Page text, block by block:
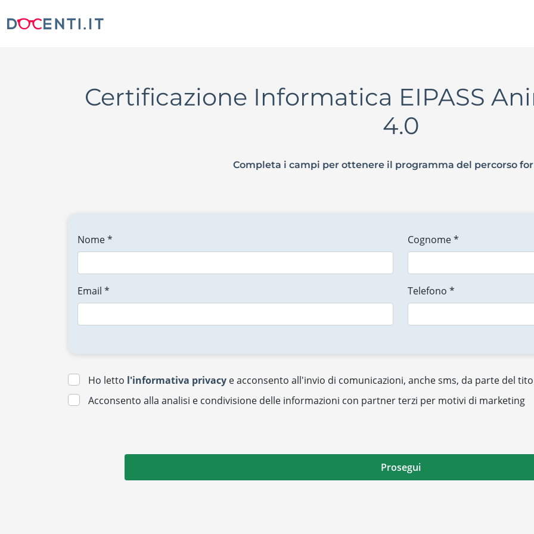
Certificazione Informatica EIPASS
4.0
Completa i campi per ottenere il programma del percorso
Nome * Cognome *
Email * Telefono *
Ho letto l'informativa privacy e acconsento all'invio di comunicazioni, anche sms, da parte del
Acconsento alla analisi e condivisione delle informazioni con partner terzi per motivi di marketing